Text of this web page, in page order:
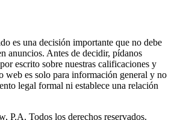
es una decisión importante que no debe
anuncios. Antes de decidir, pídanos
escrito sobre nuestras calificaciones y
web es solo para información general y no
legal formal ni establece una relación
P.A. Todos los derechos reservados.